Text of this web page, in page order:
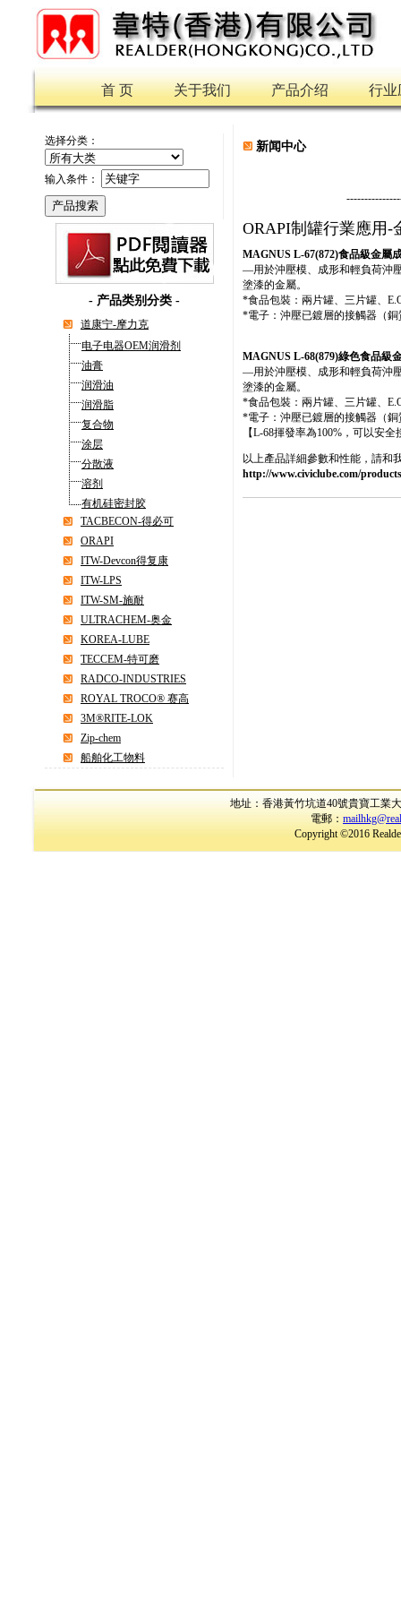
首 页 关于我们 产品介绍 行业
选择分类：
输入条件：
- 产品类别分类 -
道康宁-摩力克
电子电器OEM润滑剂
油膏
润滑油
润滑脂
复合物
涂层
分散液
溶剂
有机硅密封胶
TACBECON-得必可
ORAPI
ITW-Devcon得复康
ITW-LPS
ITW-SM-施耐
ULTRACHEM-奥金
KOREA-LUBE
TECCEM-特可磨
RADCO-INDUSTRIES
ROYAL TROCO® 赛高
3M®RITE-LOK
Zip-chem
船舶化工物料
新闻中心
ORAPI制罐行業應用-
MAGNUS L-67(872)食品級金屬
—用於沖壓模、成形和輕負荷沖
塗漆的金屬。
*食品包裝：兩片罐、三片罐、
*電子：沖壓已鍍層的接觸器（
MAGNUS L-68(879)綠色食品級
—用於沖壓模、成形和輕負荷沖
塗漆的金屬。
*食品包裝：兩片罐、三片罐、
*電子：沖壓已鍍層的接觸器（
【L-68揮發率為100%，可以安
以上產品詳細參數和性能，請和
http://www.civiclube.com/
地址：香港黃竹坑道40號貴寶工業
電郵：
Copyright ©2016